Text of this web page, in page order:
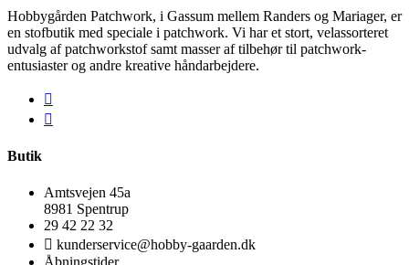
Hobbygården Patchwork, i Gassum mellem Randers og Mariager, er
en stofbutik med speciale i patchwork. Vi har et stort, velassorteret
udvalg af patchworkstof samt masser af tilbehør til patchwork-
entusiaster og andre kreative håndarbejdere.
Butik
Amtsvejen 45a
8981 Spentrup
29 42 22 32
kunderservice@hobby-gaarden.dk
Åbningstider